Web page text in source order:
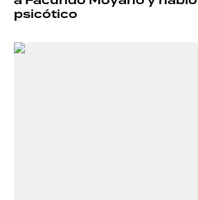
psicótico